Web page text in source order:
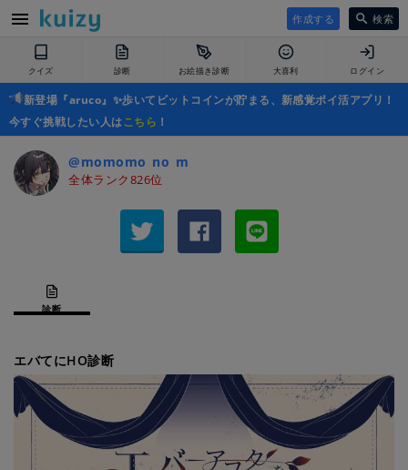
作成する 検索
クイズ 診断 お絵描き診断 大喜利 ログイン
新登場『aruco』✨歩いてビットコインが貯まる、新感覚ポイ活アプリ！
今すぐ挑戦したい人はこちら ！
@momomo_no_m
全体ランク826位
診断
エバてにHO診断